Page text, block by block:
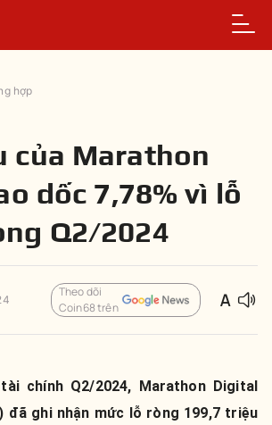
hợp
của Marathon
dốc 7,78% vì lỗ
Q2/2024
Theo dõi
Coin68 trên
chính Q2/2024, Marathon Digital
đã ghi nhận mức lỗ ròng 199,7 triệu